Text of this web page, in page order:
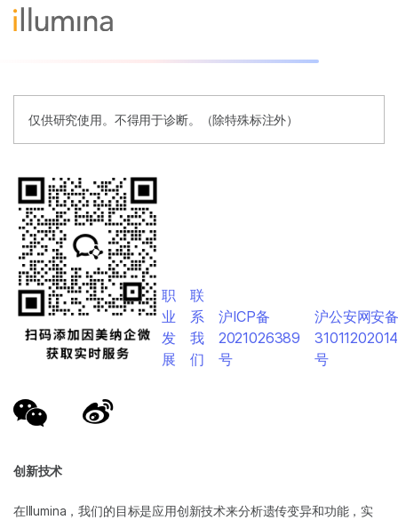
仅供研究使用。不得用于诊断。（除特殊标注外）
创新技术
在Illumina，我们的目标是应用创新技术来分析遗传变异和功能，实
职
业
发
展
联
系
我
们
沪ICP备
2021026389
号
沪公安网安
号